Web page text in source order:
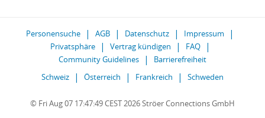
Personensuche AGB Datenschutz
Impressum
Privatsphäre
Vertrag kündigen
FAQ
Community Guidelines
Barrierefreiheit
Schweiz
Österreich Frankreich Schweden
© Fri Aug 07 17:47:49 CEST 2026 Ströer Connections GmbH